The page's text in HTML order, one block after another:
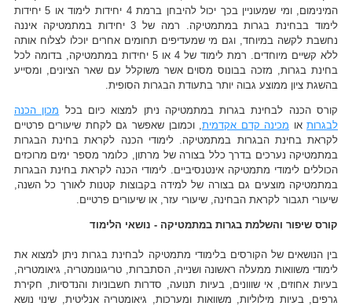
המינימום, ומי שמעוניין בכך יכול להיבחן ברמת 4 יחידות לימוד או 5 יחידות
לימוד בבחינת בגרות במתמטיקה. רמה של 3 יחידות במתמטיקה איננה
נחשבת לקשה במיוחד, וגם מי שמעדיפים תחומים אחרים יוכלו לצלוח אותה
ללא קשיים מיוחדים. רמת לימוד של 4 או 5 יחידות במתמטיקה, בדומה לכל
בחינת בגרות, מזכה בבונוס מסוים אשר משוקלל עם שאר הציונים, ומסייע
בהשגת ציון ממוצע גבוה יותר בתעודת הבגרות הסופית.
קורס הכנה לבחינת בגרות במתמטיקה ניתן למצוא כיום בכל מכון הכנה
לבגרותאו מכינה קדם אקדמית, וכמובן שאפשר גם לקחת שיעורים פרטיים
לקראת בחינת הבגרות במתמטיקה. לימודי הכנה לקראת בחינת הבגרות
במתמטיקה נערכים בדרך כלל בצורה של מרתון, כלומר מספר ימים מרוכזים
הכוללים לימודי מתמטיקה אינטנסיביים. לימודי הכנה לקראת בחינת הבגרות
במתמטיקה מוצעים גם בצורה של למידה בקבוצות קטנות לאורך כל השנה,
שיעורי תגבור לקראת הבחינה, שיעורי עזר, או שיעורים פרטיים.
קורס שיפור והשלמת בגרות במתמטיקה - נושאי הלימוד
בין הנושאים של הקורסים בלימודי מתמטיקה לבחינת בגרות ניתן למצוא את
לימודי משוואות ממעלה ראשונה ושנייה, הסתברות, טריגונומטריה, גיאומטריה,
בעיות אחוזים, אי שווונים, בעיות תנועה, סדרות חשבוניות והנדסיות, חקירת
גרפים, בעיות מילוליות, משוואות ומערכות, גיאומטריה אנליטית, שינוי נושא